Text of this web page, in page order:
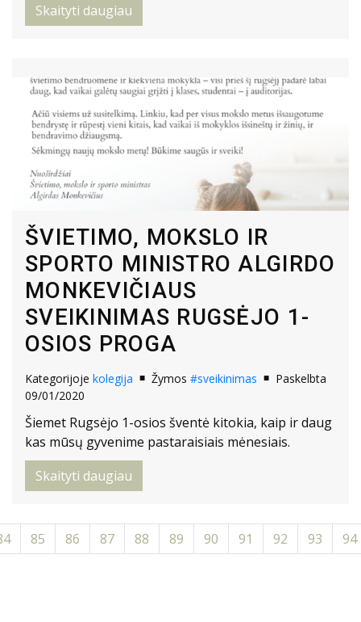
Skaityti daugiau
ŠVIETIMO, MOKSLO IR
SPORTO MINISTRO ALGIRDO
MONKEVIČIAUS
SVEIKINIMAS RUGSĖJO 1-
OSIOS PROGA
Kategorijoje kolegija Žymos #sveikinimas
Paskelbta
09/01/2020
Šiemet Rugsėjo 1-osios šventė kitokia, kaip ir daug
kas mūsų gyvenime pastaraisiais mėnesiais.
Skaityti daugiau
85 86 87 88 89 90 91 92 93 94